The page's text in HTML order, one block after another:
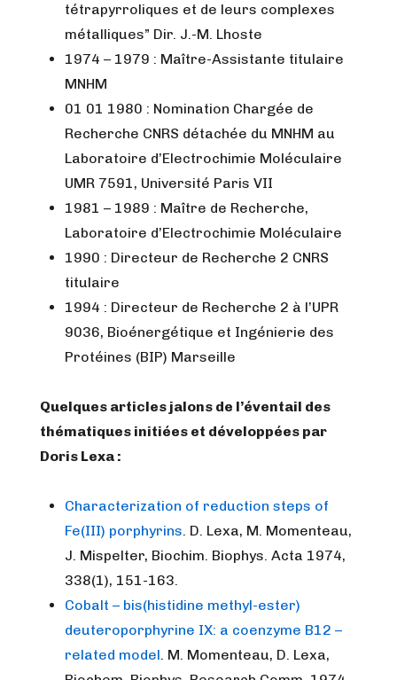
tétrapyrroliques et de leurs complexes
métalliques” Dir. J.-M. Lhoste
1974 – 1979 : Maître-Assistante titulaire
MNHM
01 01 1980 : Nomination Chargée de
Recherche CNRS détachée du MNHM au
Laboratoire d’Electrochimie Moléculaire
UMR 7591, Université Paris VII
1981 – 1989 : Maître de Recherche,
Laboratoire d’Electrochimie Moléculaire
1990 : Directeur de Recherche 2 CNRS
titulaire
1994 : Directeur de Recherche 2 à l’UPR
9036, Bioénergétique et Ingénierie des
Protéines (BIP) Marseille
Quelques articles jalons de l’éventail des
thématiques initiées et développées par
Doris Lexa :
Characterization of reduction steps of
Fe(III) porphyrins. D. Lexa, M. Momenteau,
J. Mispelter, Biochim. Biophys. Acta 1974,
338(1), 151-163.
Cobalt – bis(histidine methyl-ester)
deuteroporphyrine IX: a coenzyme B12 –
related model. M. Momenteau, D. Lexa,